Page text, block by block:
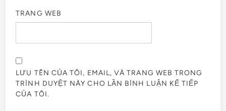
TRANG WEB
LƯU TÊN CỦA TÔI, EMAIL, VÀ TRANG WEB TRONG
TRÌNH DUYỆT NÀY CHO LẦN BÌNH LUẬN KẾ TIẾP
CỦA TÔI.